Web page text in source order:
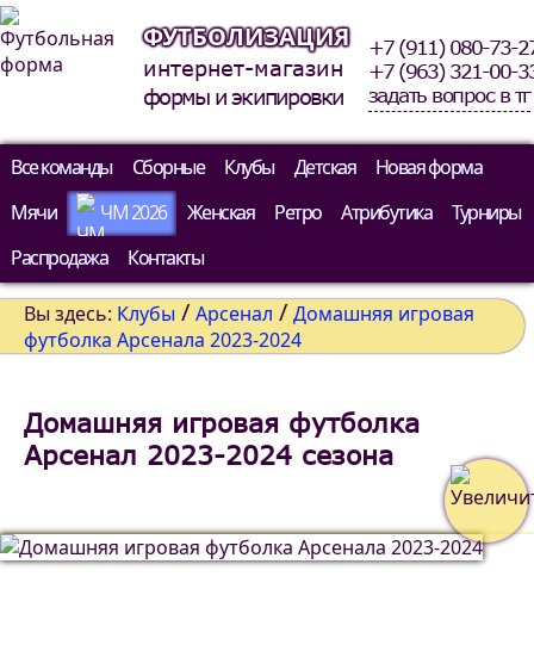
ФУТБОЛИЗАЦИЯ
интернет-магазин
формы и экипировки
+7 (911) 080-73-
+7 (963) 321-00-
задать вопрос в тг
Все команды Сборные Клубы Детская
Новая форма
Мячи
ЧМ 2026 Женская Ретро Атрибутика
Турниры
Распродажа
Контакты
Вы здесь: Клубы / Арсенал / Домашняя игровая
футболка Арсенала 2023-2024
Домашняя игровая футболка
Арсенал 2023-2024 сезона